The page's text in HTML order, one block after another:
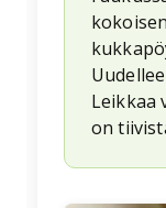
Leikkaa
on